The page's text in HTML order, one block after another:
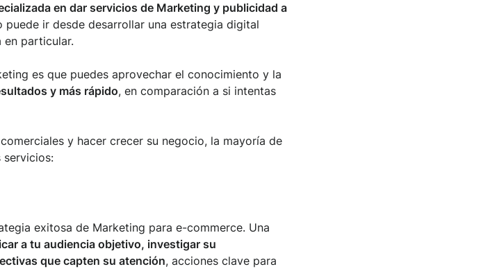
en dar servicios de Marketing y publicidad a
ir desde desarrollar una estrategia digital
en particular.
es que puedes aprovechar el conocimiento y la
y más rápido, en comparación a si intentas
y hacer crecer su negocio, la mayoría de
exitosa de Marketing para e-commerce. Una
a tu audiencia objetivo, investigar su
que capten su atención, acciones clave para